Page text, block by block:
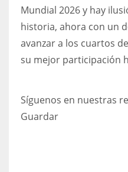
Mundial 2026 y hay
historia, ahora con un
avanzar a los cuartos
su mejor participación
Síguenos en nuestras
Guardar